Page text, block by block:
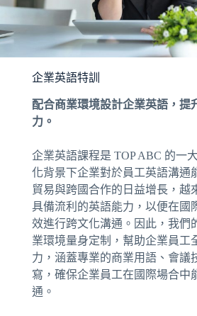
企業英語特訓
配合商業環境設計企業英語，提
力。
企業英語課程是 TOP ABC 的一
化背景下企業對於員工英語溝通
貿易與跨國合作的日益增長，越
具備流利的英語能力，以便在國
效進行跨文化溝通。因此，我們
業環境量身定制，幫助企業員工
力，涵蓋專業的商業用語、會議
寫，確保企業員工在國際場合中
通。